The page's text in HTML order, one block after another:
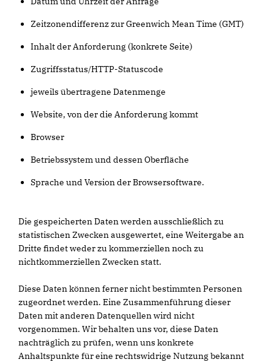
Zeitzonendifferenz zur Greenwich Mean Time (GMT)
Inhalt der Anforderung (konkrete Seite)
Zugriffsstatus/HTTP-Statuscode
jeweils übertragene Datenmenge
Website, von der die Anforderung kommt
Browser
Betriebssystem und dessen Oberfläche
Sprache und Version der Browsersoftware.
Die gespeicherten Daten werden ausschließlich zu
statistischen Zwecken ausgewertet, eine Weitergabe an
Dritte findet weder zu kommerziellen noch zu
nichtkommerziellen Zwecken statt.
Diese Daten können ferner nicht bestimmten Personen
zugeordnet werden. Eine Zusammenführung dieser
Daten mit anderen Datenquellen wird nicht
vorgenommen. Wir behalten uns vor, diese Daten
nachträglich zu prüfen, wenn uns konkrete
Anhaltspunkte für eine rechtswidrige Nutzung bekannt